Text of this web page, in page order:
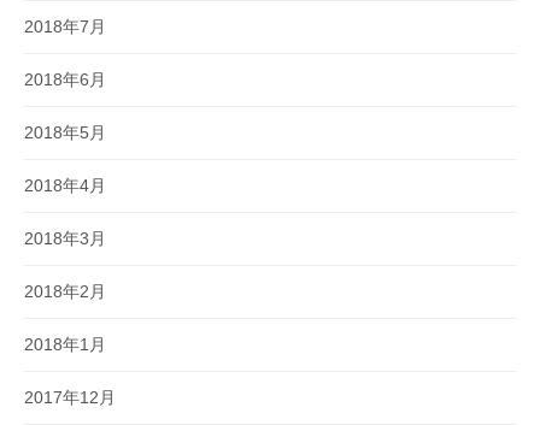
2018年7月
2018年6月
2018年5月
2018年4月
2018年3月
2018年2月
2018年1月
2017年12月